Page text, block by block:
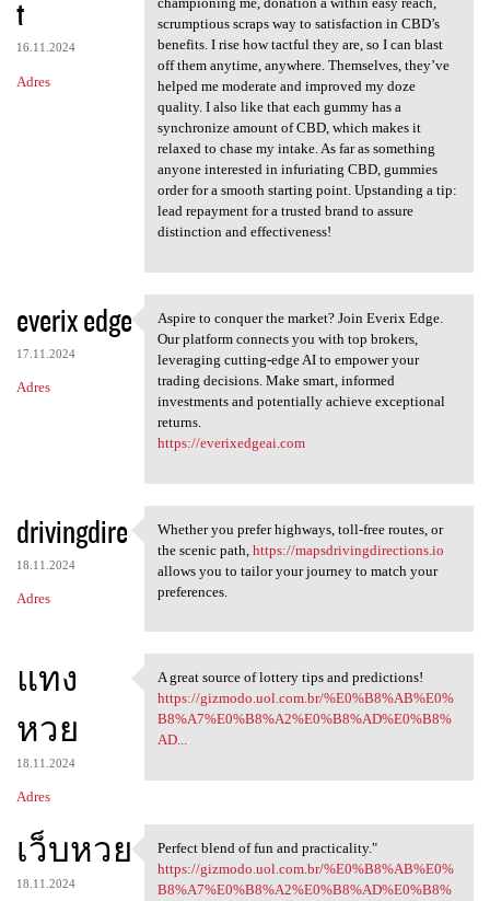
t
16.11.2024
Adres
scrumptious scraps way to satisfaction in CBD’s
benefits. I rise how tactful they are, so I can blast
off them anytime, anywhere. Themselves, they’ve
helped me moderate and improved my doze
quality. I also like that each gummy has a
synchronize amount of CBD, which makes it
relaxed to chase my intake. As far as something
anyone interested in infuriating CBD, gummies
order for a smooth starting point. Upstanding a tip:
lead repayment for a trusted brand to assure
distinction and effectiveness!
everix edge
17.11.2024
Adres
Aspire to conquer the market?
Aspire to conquer the market? Join Everix Edge.
Our platform connects you with top brokers,
leveraging cutting-edge AI to empower your
trading decisions. Make smart, informed
investments and potentially achieve exceptional
returns.
https://everixedgeai.com
drivingdire
18.11.2024
Adres
Whether you prefer highways,
Whether you prefer highways, toll-free routes, or
the scenic path, https://mapsdrivingdirections.io
allows you to tailor your journey to match your
preferences.
แทง
หวย
18.11.2024
Adres
A great source of lottery
A great source of lottery tips and predictions!
https://gizmodo.uol.com.br/%E0%B8%AB%E0%
B8%A7%E0%B8%A2%E0%B8%AD%E0%B8%
AD...
เว็บหวย
18.11.2024
Perfect blend of fun and
Perfect blend of fun and practicality."
https://gizmodo.uol.com.br/%E0%B8%AB%E0%
B8%A7%E0%B8%A2%E0%B8%AD%E0%B8%